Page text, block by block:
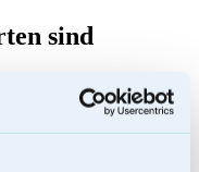
sind
jedoch nicht
in Deutschland nicht für